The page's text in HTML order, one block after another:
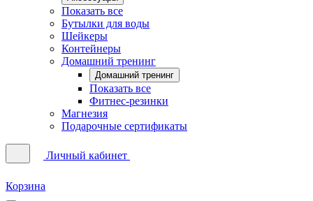
Показать все
Бутылки для воды
Шейкеры
Контейнеры
Домашний тренинг
Домашний тренинг
Показать все
Фитнес-резинки
Магнезия
Подарочные сертификаты
Личный кабинет
Корзина